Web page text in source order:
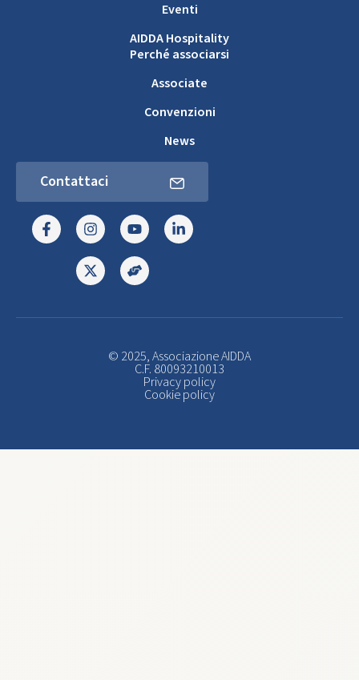
Eventi
AIDDA Hospitality
Perché associarsi
Associate
Convenzioni
News
Contattaci
© 2025, Associazione AIDDA
C.F. 80093210013
Privacy policy
Cookie policy